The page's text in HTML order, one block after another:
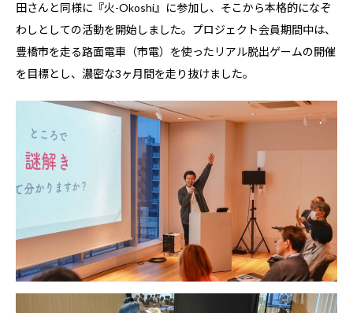
田さんと同様に『火-Okoshi』に参加し、そこから本格的になぞ
わしとしての活動を開始しました。プロジェクト会員期間中は、
豊橋市を走る路面電車（市電）を使ったリアル脱出ゲームの開催
を目標とし、濃密な3ヶ月間を走り抜けました。